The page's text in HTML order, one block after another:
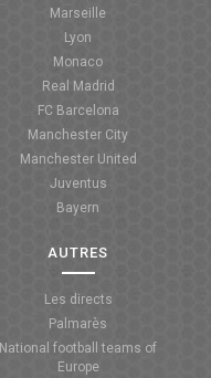
Marseille
Lyon
Monaco
Real Madrid
FC Barcelona
Manchester City
Manchester United
Juventus
Bayern
AUTRES
Les directs
Palmarès
National football teams of
Europe